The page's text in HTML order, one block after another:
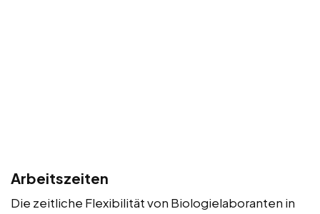
Arbeitszeiten
Die zeitliche Flexibilität von Biologielaboranten in